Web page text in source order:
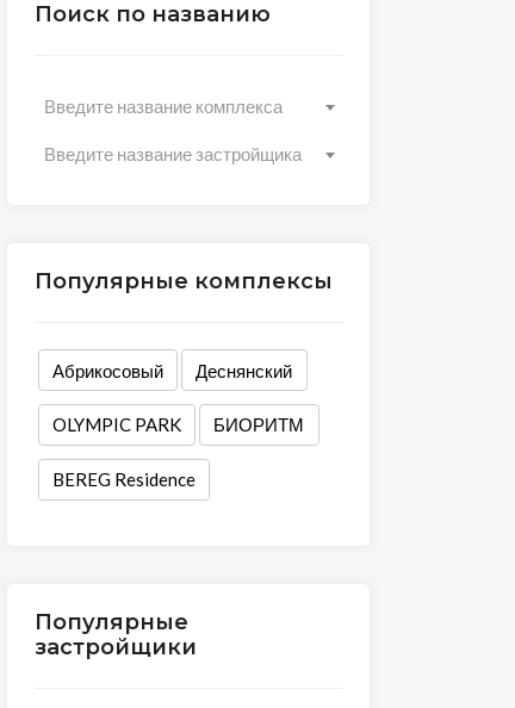
Поиск по названию
Введите название комплекса
Введите название застройщика
Популярные комплексы
Абрикосовый Деснянский
OLYMPIC PARK БИОРИТМ
BEREG Residence
Популярные
застройщики